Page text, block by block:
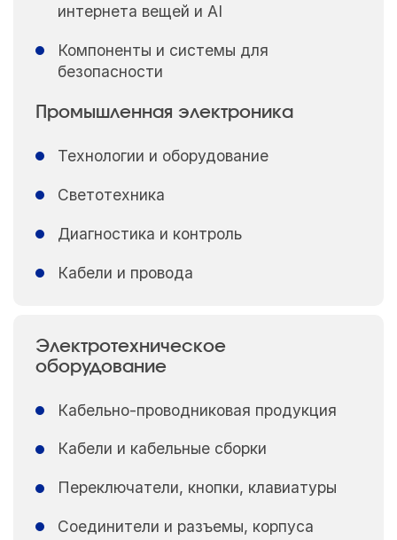
интернета вещей и AI
Компоненты и системы для
безопасности
Промышленная электроника
Технологии и оборудование
Светотехника
Диагностика и контроль
Кабели и провода
Электротехническое
оборудование
Кабельно-проводниковая продукция
Кабели и кабельные сборки
Переключатели, кнопки, клавиатуры
Соединители и разъемы, корпуса